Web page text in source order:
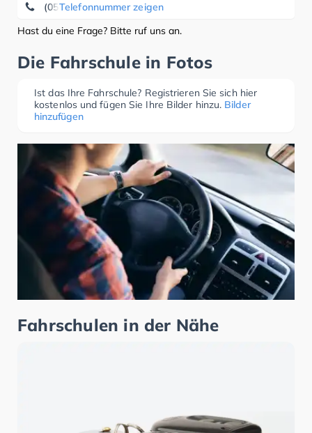
Telefonnummer zeigen
(05527) 54 21
Hast du eine Frage? Bitte ruf uns an.
Die Fahrschule in Fotos
Ist das Ihre Fahrschule? Registrieren Sie sich hier
kostenlos und fügen Sie Ihre Bilder hinzu. Bilder
hinzufügen
Fahrschulen in der Nähe